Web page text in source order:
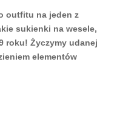
outfitu na jeden z
sukienki na wesele,
roku! Życzymy udanej
elementów